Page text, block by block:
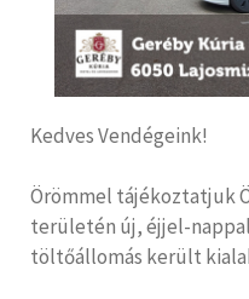
Kedves Vendégeink!
Örömmel tájékoztatjuk
területén új, éjjel-
töltőállomás került